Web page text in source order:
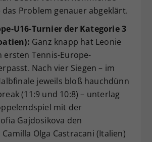
das Problem genauer abgeklärt.
U16-Turnier der Kategorie 3
Ganz knapp hat Leonie
ersten Tennis-Europe-
Nach vier Siegen – im
jeweils bloß hauchdünn
(11:9 und 10:8) – unterlag
mit der
Gajdosikova den
Olga Castracani (Italien)